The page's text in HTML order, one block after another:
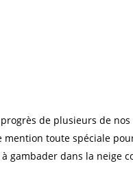
progrès de plusieurs de
mention toute spéciale
gambader dans la neige